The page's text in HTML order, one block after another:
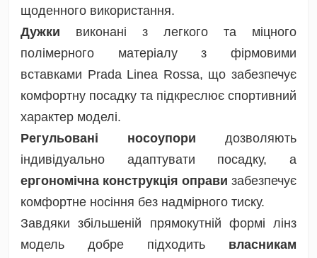
щоденного використання.
Дужки виконані з легкого та міцного
полімерного матеріалу з фірмовими
вставками Prada Linea Rossa, що забезпечує
комфортну посадку та підкреслює спортивний
характер моделі.
Регульовані носоупори дозволяють
індивідуально адаптувати посадку, а
ергономічна конструкція оправи забезпечує
комфортне носіння без надмірного тиску.
Завдяки збільшеній прямокутній формі лінз
модель добре підходить власникам